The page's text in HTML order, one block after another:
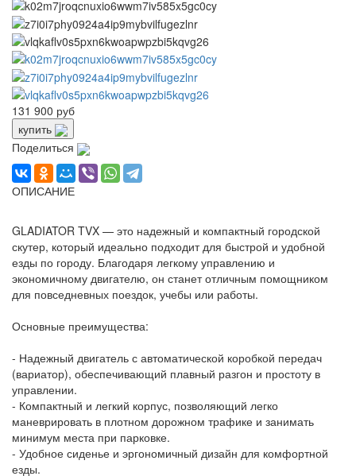
131 900 руб
купить
Поделиться
ОПИСАНИЕ
GLADIATOR TVX — это надежный и компактный городской
скутер, который идеально подходит для быстрой и удобной
езды по городу. Благодаря легкому управлению и
экономичному двигателю, он станет отличным помощником
для повседневных поездок, учебы или работы.
Основные преимущества:
- Надежный двигатель с автоматической коробкой передач
(вариатор), обеспечивающий плавный разгон и простоту в
управлении.
- Компактный и легкий корпус, позволяющий легко
маневрировать в плотном дорожном трафике и занимать
минимум места при парковке.
- Удобное сиденье и эргономичный дизайн для комфортной
езды.